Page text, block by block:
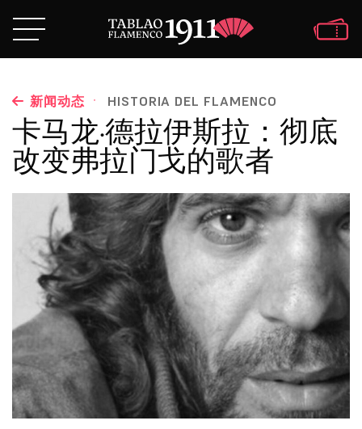
新闻动态 · HISTORIA DEL FLAMENCO
卡马龙·德拉伊斯拉：彻底
改变弗拉门戈的歌者